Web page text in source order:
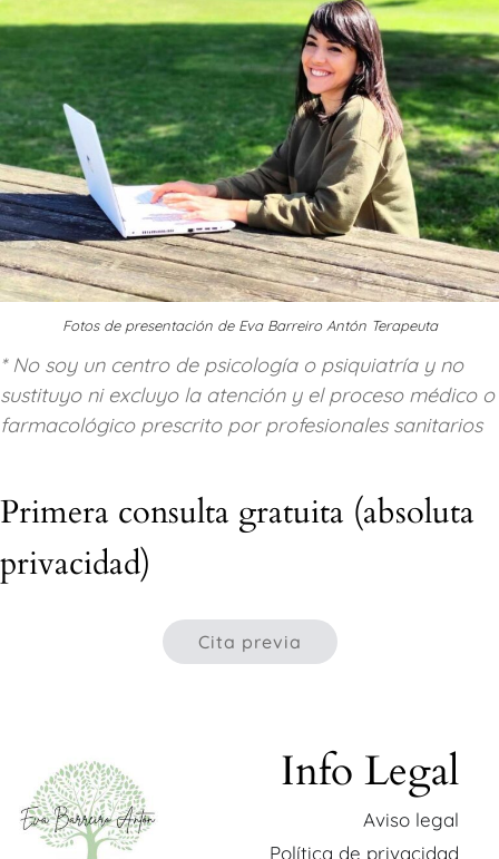
Fotos de presentación de Eva Barreiro Antón Terapeuta
* No soy un centro de psicología o psiquiatría y no
sustituyo ni excluyo la atención y el proceso médico o
farmacológico prescrito por profesionales sanitarios
Primera consulta gratuita (absoluta
privacidad)
Cita previa
Info Legal
Aviso legal
Política de privacidad